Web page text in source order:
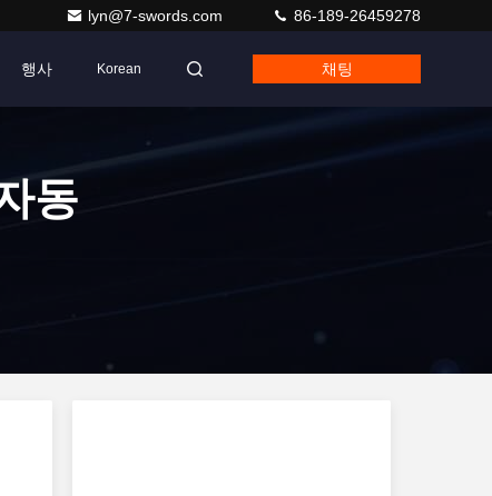
lyn@7-swords.com 86-189-26459278
행사 Korean 채팅
동